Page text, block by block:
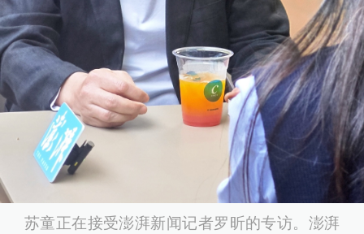
苏童正在接受澎湃新闻记者罗昕的专访。澎湃